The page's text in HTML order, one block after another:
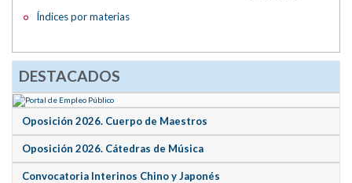
Índices por materias
DESTACADOS
Oposición 2026. Cuerpo de Maestros
Oposición 2026. Cátedras de Música
Convocatoria Interinos Chino y Japonés